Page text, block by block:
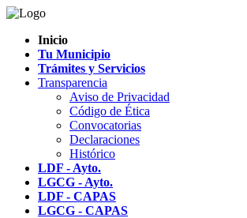
Inicio
Tu Municipio
Trámites y Servicios
Transparencia
Aviso de Privacidad
Código de Ética
Convocatorias
Declaraciones
Histórico
LDF - Ayto.
LGCG - Ayto.
LDF - CAPAS
LGCG - CAPAS